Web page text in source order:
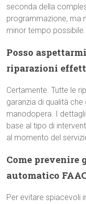
seconda della
programmazione, ma
minor tempo possibile.
Posso
riparazioni
Certamente. Tutte le
garanzia di qualità
manodopera. I
base al tipo di
al momento del
Come
automatico
Per evitare spiacevoli